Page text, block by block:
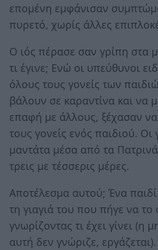
επομένη εμφάνισαν
πυρετό, χωρίς άλλες
Ο ιός πέρασε σαν γρίπη στα
τι έγινε; Ενώ οι υπεύθυνοι
όλους τους γονείς των
βάλουν σε καραντίνα και να
επαφή με άλλους, ξέχασαν
τους γονείς ενός παιδιού. Οι
μαντάτα μέσα από τα
τρεις με τέσσερις μέρες.
Αποτέλεσμα αυτού; Ένα
τη γιαγιά του που πήγε να το
γνωρίζοντας τι έχει γίνει (η
αυτή δεν γνώριζε,